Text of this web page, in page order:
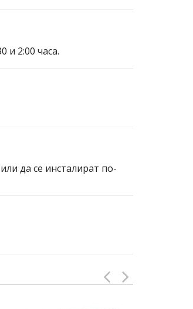
и 2:00 часа.
да се инсталират по-